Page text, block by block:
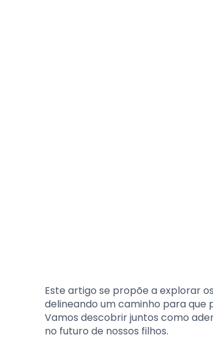
Este artigo se propõe a explorar
delineando um caminho para que
Vamos descobrir juntos como
no futuro de nossos filhos.